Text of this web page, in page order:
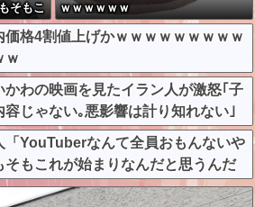
そもこ
がどう
ｗｗｗｗｗｗ
価格4割値上げかｗｗｗｗｗｗｗｗｗ
ｗ
かわの映画を見たイラン人が激怒｢子
容じゃない｡悪影響は計り知れない｣
w w w w w
「YouTuberなんて全員おもんないや
もこれが始まりなんだと思うんだ
？？？？